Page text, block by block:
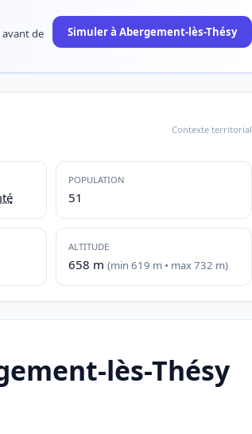
avant de
Simuler à Abergement-lès-Thésy
Contexte territorial
POPULATION
51
ALTITUDE
658 m (min 619 m • max 732 m)
lès-Thésy